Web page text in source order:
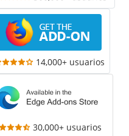
14,000+ usuarios
30,000+ usuarios